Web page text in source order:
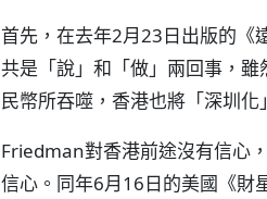
首先，在去年2月23日出版的《
共是「說」和「做」兩回事，
民幣所吞噬，香港也將「深圳化
Friedman對香港前途沒有信心
信心。同年6月16日的美國《財